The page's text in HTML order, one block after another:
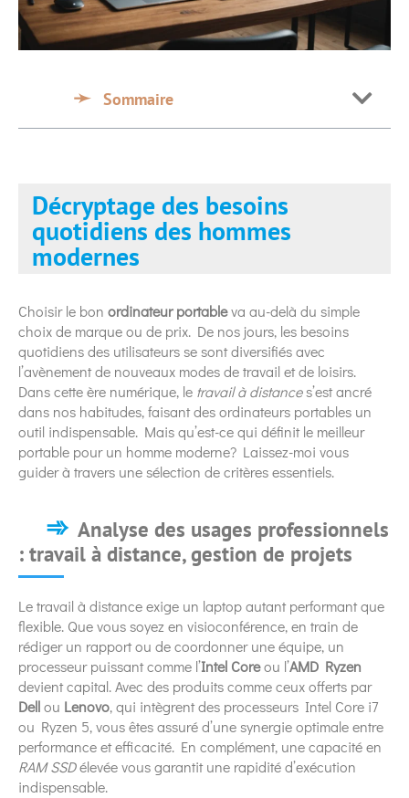
Sommaire
Décryptage des besoins
quotidiens des hommes
modernes
Choisir le bon ordinateur portableva au-delà du simple
choix de marque ou de prix. De nos jours, les besoins
quotidiens des utilisateurs se sont diversifiés avec
l’avènement de nouveaux modes de travail et de loisirs.
Dans cette ère numérique, le travail à distances’est ancré
dans nos habitudes, faisant des ordinateurs portables un
outil indispensable. Mais qu’est-ce qui définit le meilleur
portable pour un homme moderne? Laissez-moi vous
guider à travers une sélection de critères essentiels.
Analyse des usages professionnels
: travail à distance, gestion de projets
Le travail à distance exige un laptop autant performant que
flexible. Que vous soyez en visioconférence, en train de
rédiger un rapport ou de coordonner une équipe, un
processeur puissant comme l’Intel Coreou l’AMD Ryzen
devient capital. Avec des produits comme ceux offerts par
Dellou Lenovo, qui intègrent des processeurs Intel Core i7
ou Ryzen 5, vous êtes assuré d’une synergie optimale entre
performance et efficacité. En complément, une capacité en
RAM SSDélevée vous garantit une rapidité d’exécution
indispensable.